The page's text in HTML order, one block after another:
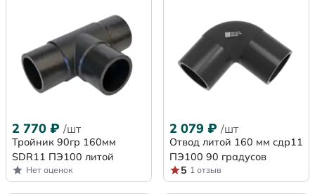
2 770 ₽ /шт
Тройник 90гр 160мм
SDR11 ПЭ100 литой
Нет оценок
2 079 ₽ /шт
Отвод литой 160 мм сдр11
ПЭ100 90 градусов
5 1 отзыв